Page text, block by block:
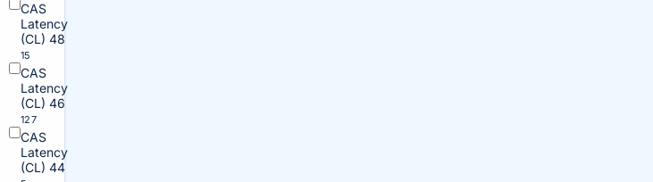
CAS
Latency
(CL) 48
15
CAS
Latency
(CL) 46
127
CAS
Latency
(CL) 44